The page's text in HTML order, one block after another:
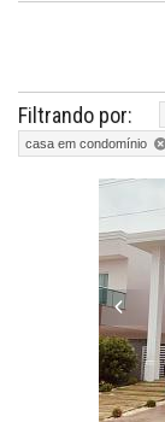
Filtrando por:
casa em condomínio